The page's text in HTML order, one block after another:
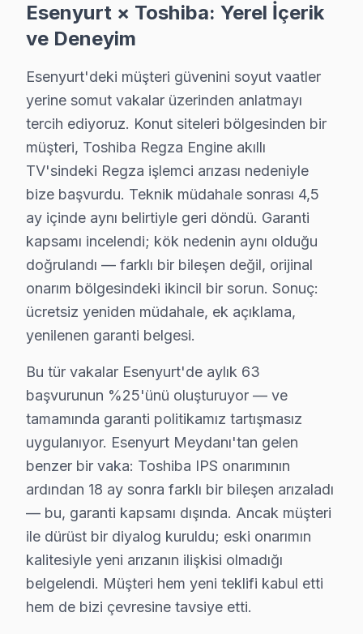
Esenyurt bölgesine kapıya gelen Toshiba TV tamir servisi
Toshiba Uzman Teknisyen Ekibi — Esenyurt
· Toshiba fabrika servis sertifikası
· Orijinal ve OEM yedek parça tedarikçisi
· 2010'dan günümüze tüm Toshiba modelleri
Esenyurt Servis İstatistikleri
· Esenyurt'de480+Toshiba TV tamiri
· Müşteri memnuniyeti%98
· Tüm işlemler
2 yıl garantili
Esenyurt × Toshiba: Yerel İçerik
ve Deneyim
Esenyurt'deki müşteri güvenini soyut vaatler
yerine somut vakalar üzerinden anlatmayı
tercih ediyoruz. Konut siteleri bölgesinden bir
müşteri, Toshiba Regza Engine akıllı
TV'sindeki Regza işlemci arızası nedeniyle
bize başvurdu. Teknik müdahale sonrası 4,5
ay içinde aynı belirtiyle geri döndü. Garanti
kapsamı incelendi; kök nedenin aynı olduğu
doğrulandı — farklı bir bileşen değil, orijinal
onarım bölgesindeki ikincil bir sorun. Sonuç:
ücretsiz yeniden müdahale, ek açıklama,
yenilenen garanti belgesi.
Bu tür vakalar Esenyurt'de aylık 63
başvurunun %25'ünü oluşturuyor — ve
tamamında garanti politikamız tartışmasız
uygulanıyor. Esenyurt Meydanı'tan gelen
benzer bir vaka: Toshiba IPS onarımının
ardından 18 ay sonra farklı bir bileşen arızaladı
— bu, garanti kapsamı dışında. Ancak müşteri
ile dürüst bir diyalog kuruldu; eski onarımın
kalitesiyle yeni arızanın ilişkisi olmadığı
belgelendi. Müşteri hem yeni teklifi kabul etti
hem de bizi çevresine tavsiye etti.